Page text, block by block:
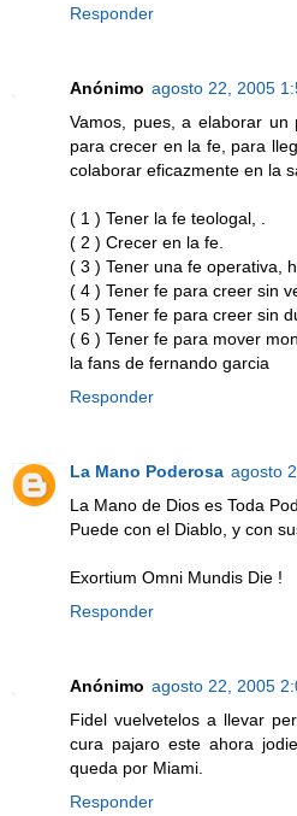
Responder
Anónimo agosto 22, 2005
Vamos, pues, a elaborar un
para crecer en la fe, para
colaborar eficazmente en la
( 1 ) Tener la fe teologal, .
( 2 ) Crecer en la fe.
( 3 ) Tener una fe operativa,
( 4 ) Tener fe para creer sin
( 5 ) Tener fe para creer sin
( 6 ) Tener fe para mover
la fans de fernando garcia
Responder
La Mano Poderosa agosto
La Mano de Dios es Toda
Puede con el Diablo, y con
Exortium Omni Mundis Die !
Responder
Anónimo agosto 22, 2005
Fidel vuelvetelos a llevar
cura pajaro este ahora
queda por Miami.
Responder